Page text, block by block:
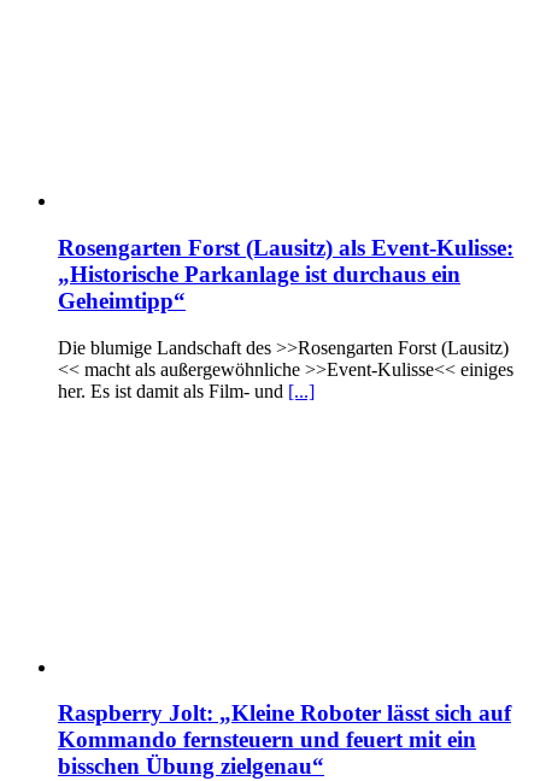
Rosengarten Forst (Lausitz) als Event-Kulisse:
„Historische Parkanlage ist durchaus ein
Geheimtipp“
Die blumige Landschaft des >>Rosengarten Forst (Lausitz)
<< macht als außergewöhnliche >>Event-Kulisse<< einiges
her. Es ist damit als Film- und [...]
Raspberry Jolt: „Kleine Roboter lässt sich auf
Kommando fernsteuern und feuert mit ein
bisschen Übung zielgenau“